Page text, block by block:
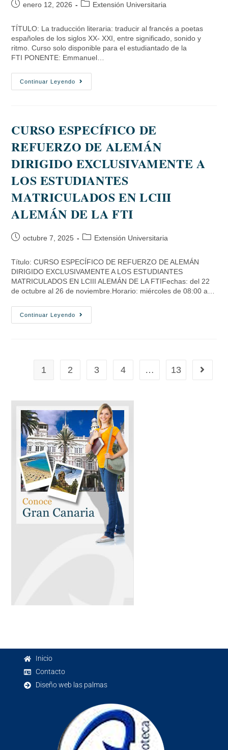
enero 12, 2026 Extensión Universitaria
TÍTULO: La traducción literaria: traducir al francés a poetas
españoles de los siglos XX- XXI, entre significado, sonido y
ritmo. Curso solo disponible para el estudiantado de la
FTI PONENTE: Emmanuel…
Continuar Leyendo
CURSO ESPECÍFICO DE
REFUERZO DE ALEMÁN
DIRIGIDO EXCLUSIVAMENTE A
LOS ESTUDIANTES
MATRICULADOS EN LCIII
ALEMÁN DE LA FTI
octubre 7, 2025 Extensión Universitaria
Título: CURSO ESPECÍFICO DE REFUERZO DE ALEMÁN
DIRIGIDO EXCLUSIVAMENTE A LOS ESTUDIANTES
MATRICULADOS EN LCIII ALEMÁN DE LA FTIFechas: del 22
de octubre al 26 de noviembre.Horario: miércoles de 08:00 a…
Continuar Leyendo
1 2 3 4 … 13
Inicio
Contacto
Diseño web las palmas